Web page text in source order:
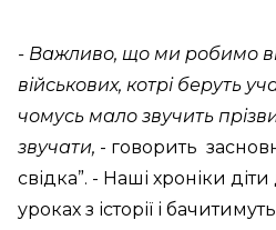
- Важливо, що ми робимо
військових, котрі беруть
чомусь мало звучить
звучати, - говорить
свідка”. - Наші хроніки
уроках з історії і